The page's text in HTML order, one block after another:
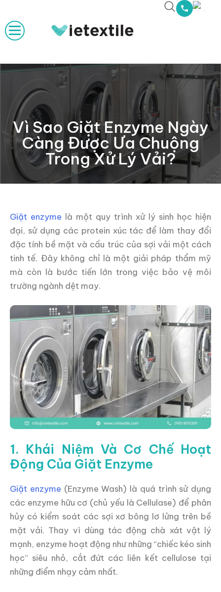
Vì Sao Giặt Enzyme Ngày
Càng Được Ưa Chuộng
Trong Xử Lý Vải?
Giặt enzyme là một quy trình xử lý sinh học hiện
đại, sử dụng các protein xúc tác để làm thay đổi
đặc tính bề mặt và cấu trúc của sợi vải một cách
tinh tế. Đây không chỉ là một giải pháp thẩm mỹ
mà còn là bước tiến lớn trong việc bảo vệ môi
trường ngành dệt may.
1. Khái Niệm Và Cơ Chế Hoạt
Động Của Giặt Enzyme
Giặt enzyme (Enzyme Wash) là quá trình sử dụng
các enzyme hữu cơ (chủ yếu là Cellulase) để phân
hủy có kiểm soát các sợi xơ bông lơ lửng trên bề
mặt vải. Thay vì dùng tác động chà xát vật lý
mạnh, enzyme hoạt động như những “chiếc kéo sinh
học” siêu nhỏ, cắt đứt các liên kết cellulose tại
những điểm nhạy cảm nhất.